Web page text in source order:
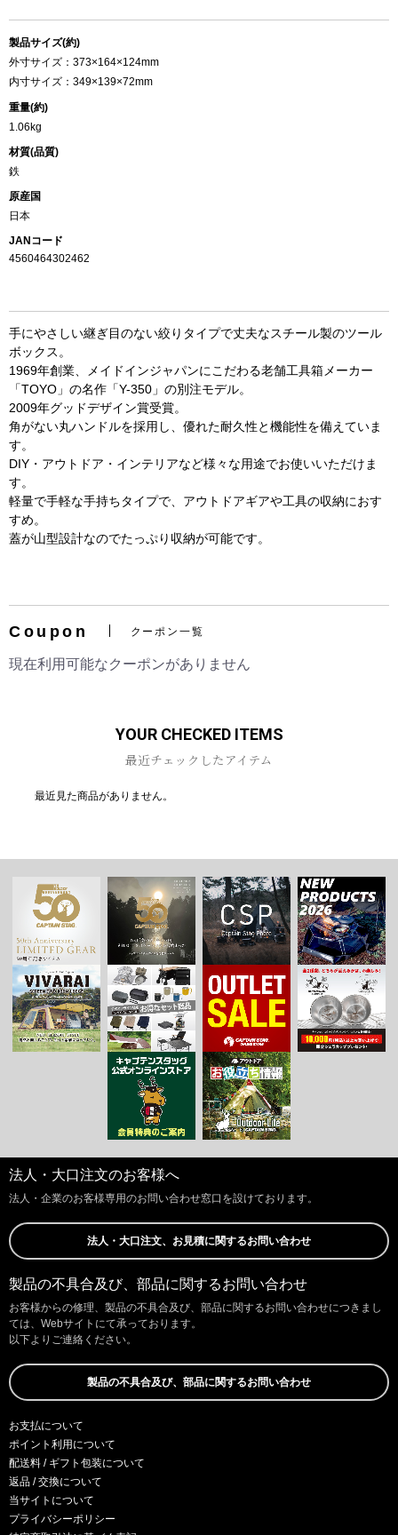
お買い物を続ける カートへ進む
製品サイズ(約)
外寸サイズ：373×164×124mm
内寸サイズ：349×139×72mm
重量(約)
1.06kg
材質(品質)
鉄
原産国
日本
JANコード
4560464302462
手にやさしい継ぎ目のない絞りタイプで丈夫なスチール製のツール
ボックス。
1969年創業、メイドインジャパンにこだわる老舗工具箱メーカー
「TOYO」の名作「Y-350」の別注モデル。
2009年グッドデザイン賞受賞。
角がない丸ハンドルを採用し、優れた耐久性と機能性を備えていま
す。
DIY・アウトドア・インテリアなど様々な用途でお使いいただけま
す。
軽量で手軽な手持ちタイプで、アウトドアギアや工具の収納におす
すめ。
蓋が山型設計なのでたっぷり収納が可能です。
Coupon クーポン一覧
現在利用可能なクーポンがありません
YOUR CHECKED ITEMS
最近チェックしたアイテム
最近見た商品がありません。
法人・大口注文のお客様へ
法人・企業のお客様専用のお問い合わせ窓口を設けております。
法人・大口注文、お見積に関するお問い合わせ
製品の不具合及び、部品に関するお問い合わせ
お客様からの修理、製品の不具合及び、部品に関するお問い合わせにつきまし
ては、Webサイトにて承っております。
以下よりご連絡ください。
製品の不具合及び、部品に関するお問い合わせ
お支払について
ポイント利用について
配送料 / ギフト包装について
返品 / 交換について
当サイトについて
プライバシーポリシー